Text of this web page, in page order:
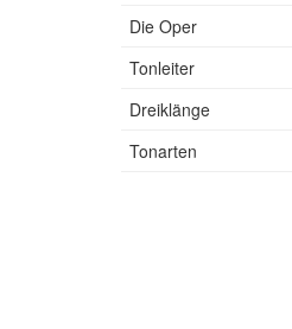
Die Oper
Tonleiter
Dreiklänge
Tonarten